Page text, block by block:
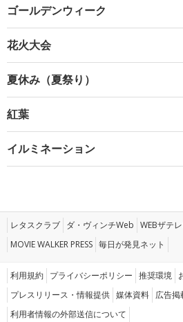
ゴールデンウィーク
花火大会
夏休み（夏祭り）
紅葉
イルミネーション
レタスクラブ ダ・ヴィンチWeb WEBザテ
MOVIE WALKER PRESS 毎日が発見ネット
利用規約 プライバシーポリシー 推奨環境
プレスリリース・情報提供 媒体資料 広告掲
利用者情報の外部送信について